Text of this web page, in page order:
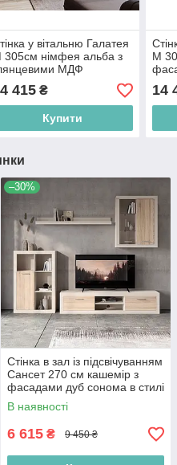
у вітальню Галатея
305см німфея альба з
МДФ
кольору
415₴
Купити
М
14
–30%
Стінка в зал із підсвічуванням
Сансет 270 см кашемір з
фасадами дуб сонома в стилі
мінімалізм
В наявності
6 615 ₴ 9 450 ₴